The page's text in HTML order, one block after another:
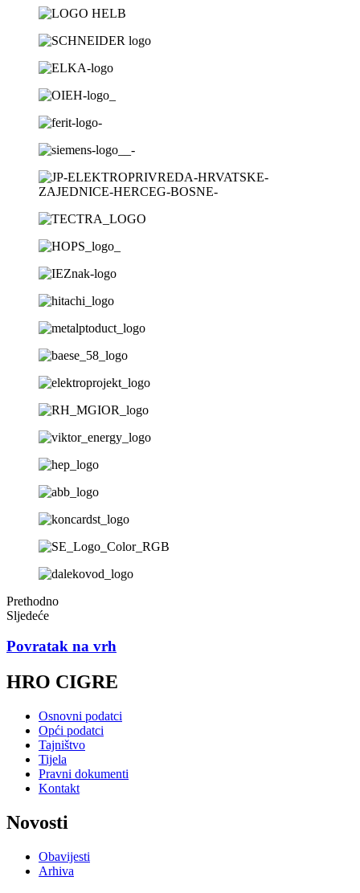
Prethodno
Sljedeće
Povratak na vrh
HRO CIGRE
Osnovni podatci
Opći podatci
Tajništvo
Tijela
Pravni dokumenti
Kontakt
Novosti
Obavijesti
Arhiva